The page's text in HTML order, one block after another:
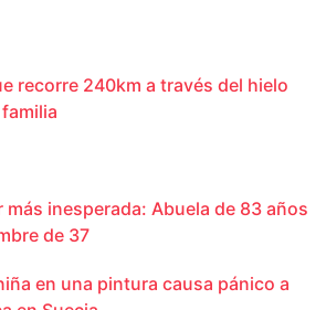
recorre 240km a través del hielo
más inesperada: Abuela de 83 años
de 37
en una pintura causa pánico a